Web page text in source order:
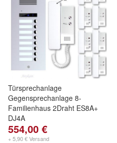
Türsprechanlage
Gegensprechanlage 8-
Familienhaus 2Draht ES8A+
DJ4A
554,00 €
+ 5,90 € Versand